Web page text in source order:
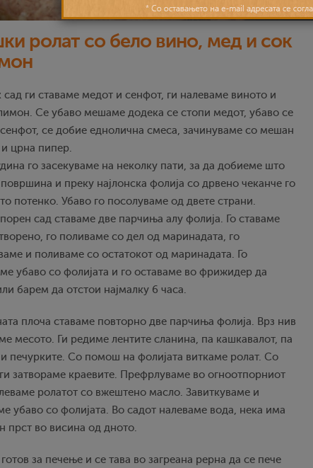
ролат со бело вино, мед и сок
сад ги ставаме медот и сенфот, ги налеваме виното и
Се убаво мешаме додека се стопи медот, убаво се
се добие еднолична смеса, зачинуваме со мешан
и црна пипер.
го засекуваме на неколку пати, за да добиеме што
и преку најлонска фолија со дрвено чеканче го
потенко. Убаво го посолуваме од двете страни.
сад ставаме две парчиња алу фолија. Го ставаме
го поливаме со дел од маринадата, го
и поливаме со остатокот од маринадата. Го
убаво со фолијата и го оставаме во фрижидер да
барем да отстои најмалку 6 часа.
плоча ставаме повторно две парчиња фолија. Врз нив
месото. Ги редиме лентите сланина, па кашкавалот, па
печурките. Со помош на фолијата виткаме ролат. Со
затвораме краевите. Префрлуваме во огноотпорниот
ролатот со вжештено масло. Завиткуваме и
убаво со фолијата. Во садот налеваме вода, нека има
прст во висина од дното.
готов за печење и се тава во загреана рерна да се пече